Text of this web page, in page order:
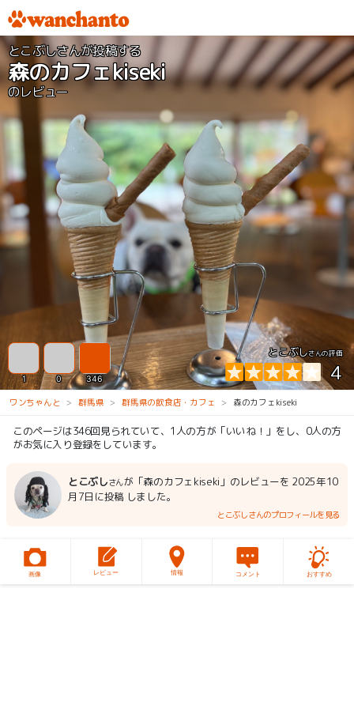
とこぶしさんが投稿する
森のカフェkiseki
のレビュー
とこぶしさんの評価
4
1 0 346
ワンちゃんと 群馬県 群馬県の飲食店・カフェ 森のカフェkiseki
このページは346回見られていて、1人の方が「いいね！」をし、0人の方
がお気に入り登録をしています。
とこぶしさんが「森のカフェkiseki」のレビューを 2025年10
月7日に投稿 しました。
とこぶしさんのプロフィールを見る
画像 レビュー 情報 コメント おすすめ